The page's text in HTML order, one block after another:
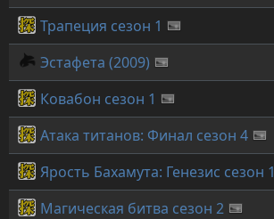
Трапеция сезон 1
Эстафета (2009)
Ковабон сезон 1
Атака титанов: Финал сезон 4
Ярость Бахамута: Генезис сезон 1
Магическая битва сезон 2